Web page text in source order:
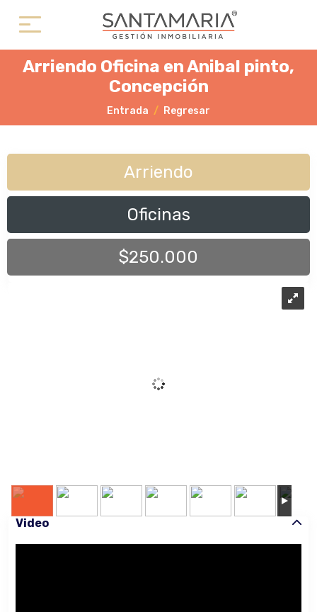
Arriendo Oficina en Anibal pinto,
Concepción
Entrada Regresar
Arriendo
Oficinas
$250.000
Video